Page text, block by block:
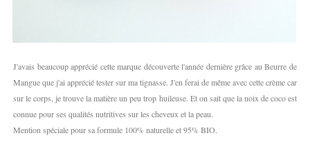
J'avais beaucoup apprécié cette marque découverte l'année dernière grâce au Beurre de
Mangue que j'ai apprécié tester sur ma tignasse. J'en ferai de même avec cette crème car
sur le corps, je trouve la matière un peu trop huileuse. Et on sait que la noix de coco est
connue pour ses qualités nutritives sur les cheveux et la peau.
Mention spéciale pour sa formule 100% naturelle et 95% BIO.